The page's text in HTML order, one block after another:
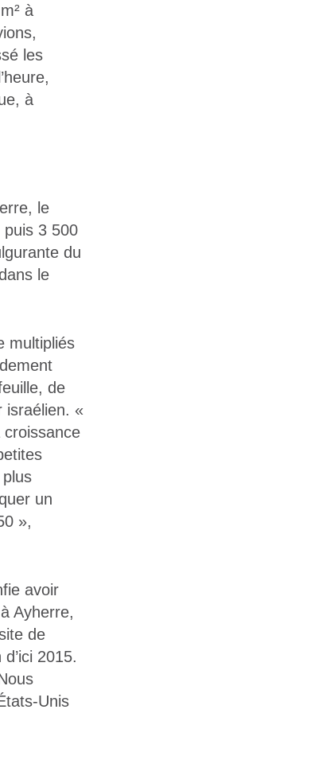
à
les
à
le
puis 3 500
du
le
multipliés
de
israélien. «
croissance
un
»,
avoir
Ayherre,
de
2015.
Unis